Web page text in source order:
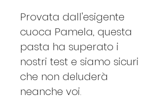
Provata dall'esigente
cuoca Pamela, questa
pasta ha superato i
nostri test e siamo sicuri
che non deluderà
neanche voi.